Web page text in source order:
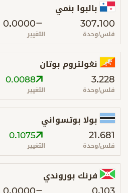
بالبوا بنمي
307.100
فلس/وحدة
0.0000
التغيير
نغولتروم بوتان
3.228
فلس/وحدة
0.0088
التغيير
بولا بوتسواني
21.681
فلس/وحدة
0.1075
التغيير
فرنك بوروندي